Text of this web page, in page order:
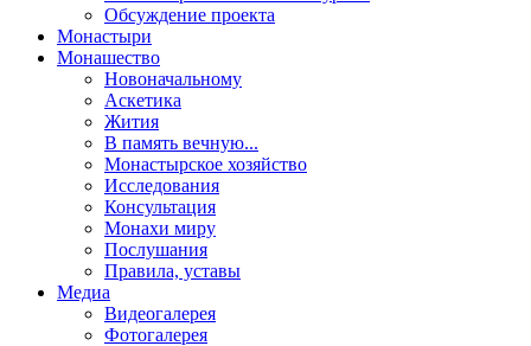
Обсуждение проекта
Монастыри
Монашество
Новоначальному
Аскетика
Жития
В память вечную...
Монастырское хозяйство
Исследования
Консультация
Монахи миру
Послушания
Правила, уставы
Медиа
Видеогалерея
Фотогалерея